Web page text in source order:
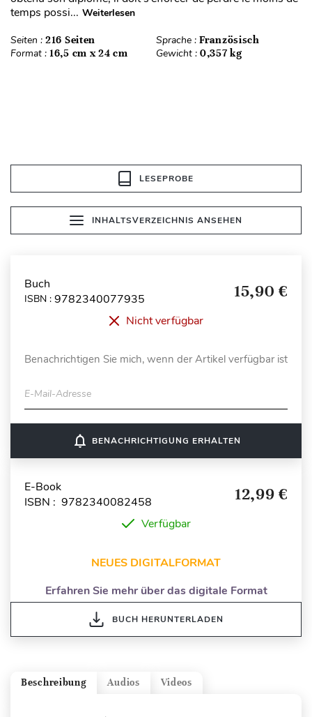
temps possi... Weiterlesen
Seiten : 216 Seiten Sprache : Französisch
Format : 16,5 cm x 24 cm Gewicht : 0,357 kg
LESEPROBE
INHALTSVERZEICHNIS ANSEHEN
Buch
ISBN : 9782340077935 15,90 €
Nicht verfügbar
Benachrichtigen Sie mich, wenn der Artikel verfügbar ist
E-Mail-Adresse
notifications_none BENACHRICHTIGUNG ERHALTEN
E-Book
ISBN : 9782340082458
12,99 €
Verfügbar
NEUES DIGITALFORMAT
Erfahren Sie mehr über das digitale Format
BUCH HERUNTERLADEN
Videos
Audios
Beschreibung